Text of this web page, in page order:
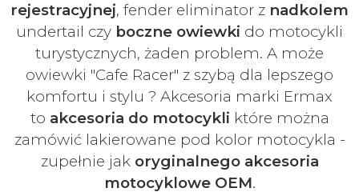
rejestracyjnej, fender eliminator z nadkolem
undertail czy boczne owiewki do motocykli
turystycznych, żaden problem. A może
owiewki "Cafe Racer" z szybą dla lepszego
komfortu i stylu ? Akcesoria marki Ermax
to akcesoria do motocykli które można
zamówić lakierowane pod kolor motocykla -
zupełnie jak oryginalnego akcesoria
motocyklowe OEM.